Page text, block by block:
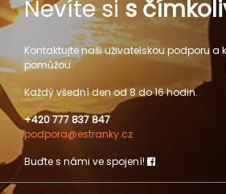
Nevíte si s
Kontaktujte naši uživatelskou podporu a
pomůžou.
Každý všední den od 8 do 16 hodin.
+420 777 837 847
podpora@estranky.cz
Buďte s námi ve spojení!